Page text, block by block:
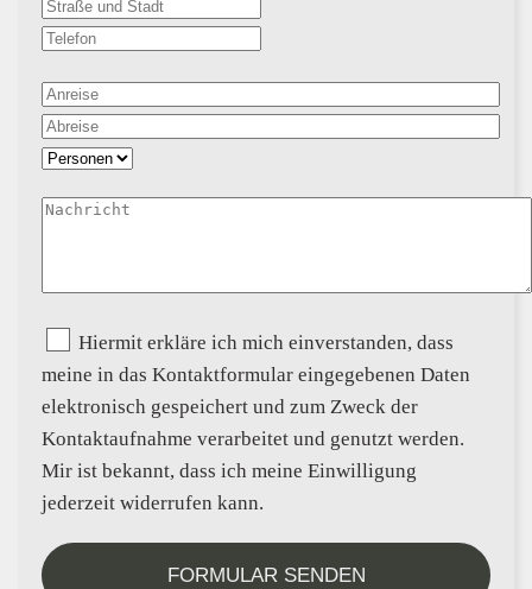
Hiermit erkläre ich mich einverstanden, dass
meine in das Kontaktformular eingegebenen Daten
elektronisch gespeichert und zum Zweck der
Kontaktaufnahme verarbeitet und genutzt werden.
Mir ist bekannt, dass ich meine Einwilligung
jederzeit widerrufen kann.
FORMULAR SENDEN